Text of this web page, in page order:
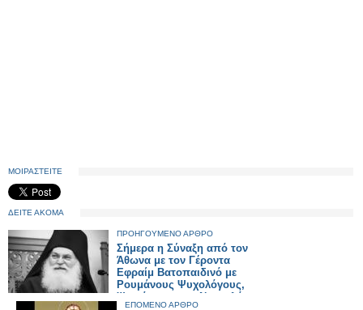
ΜΟΙΡΑΣΤΕΙΤΕ
ΔΕΙΤΕ ΑΚΟΜΑ
ΠΡΟΗΓΟΥΜΕΝΟ ΑΡΘΡΟ
Σήμερα η Σύναξη από τον
Άθωνα με τον Γέροντα
Εφραίμ Βατοπαιδινό με
Ρουμάνους Ψυχολόγους,
Ψυχιάτρους και Νευρολόγους
ΕΠΟΜΕΝΟ ΑΡΘΡΟ